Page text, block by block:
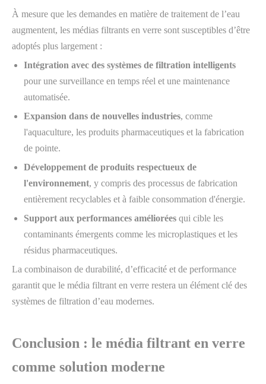
À mesure que les demandes en matière de traitement de l’eau
augmentent, les médias filtrants en verre sont susceptibles d’être
adoptés plus largement :
Intégration avec des systèmes de filtration intelligents
pour une surveillance en temps réel et une maintenance
automatisée.
Expansion dans de nouvelles industries, comme
l'aquaculture, les produits pharmaceutiques et la fabrication
de pointe.
Développement de produits respectueux de
l'environnement, y compris des processus de fabrication
entièrement recyclables et à faible consommation d'énergie.
Support aux performances améliorées qui cible les
contaminants émergents comme les microplastiques et les
résidus pharmaceutiques.
La combinaison de durabilité, d’efficacité et de performance
garantit que le média filtrant en verre restera un élément clé des
systèmes de filtration d’eau modernes.
Conclusion : le média filtrant en verre
comme solution moderne